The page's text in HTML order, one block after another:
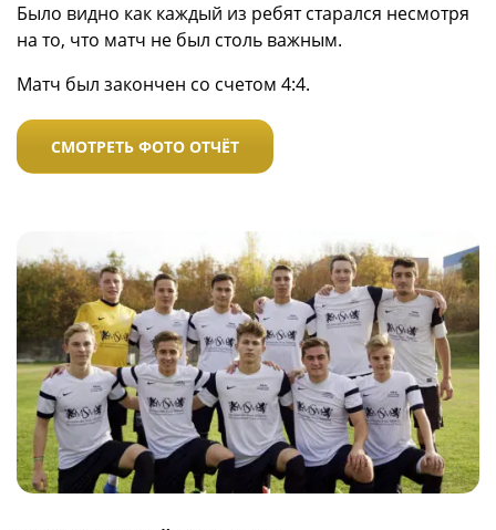
Было видно как каждый из ребят старался несмотря
на то, что матч не был столь важным.
Матч был закончен со счетом 4:4.
СМОТРЕТЬ ФОТО ОТЧЁТ